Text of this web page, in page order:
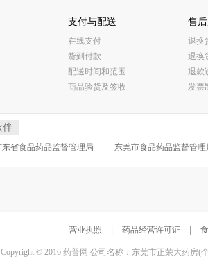
支付与配送
在线支付
货到付款
配送时间和范围
商品验货及签收
售
退换
退换
退款
发票
伴
东省食品药品监督管理局 东莞市食品药品监督管理
营业执照 药品经营许可证
Copyright © 2016 药普网 公司名称：东莞市正荣大药房(